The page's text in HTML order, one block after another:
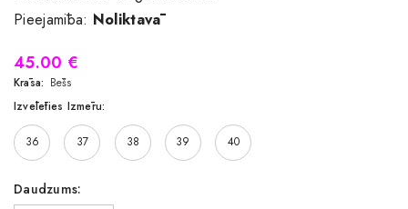
Pieejamība: Noliktavā
45.00 €
Krāsa: Bēšs
Izvēlēties Izmēru:
36 37 38 39 40
Daudzums: